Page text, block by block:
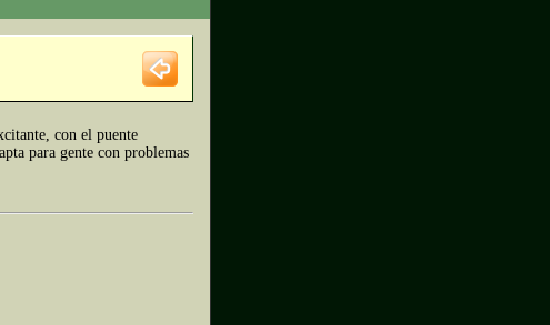
con el puente
para gente con problemas